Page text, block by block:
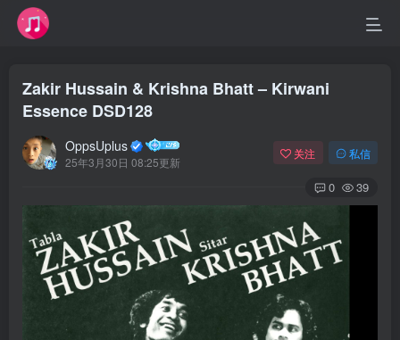
Zakir Hussain & Krishna Bhatt – Kirwani
Essence DSD128
OppsUplus
25年3月30日 08:25更新
关注 私信
0 39